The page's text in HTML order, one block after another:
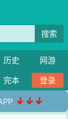
搜索
历史
网游
完本 登录
↓↓↓